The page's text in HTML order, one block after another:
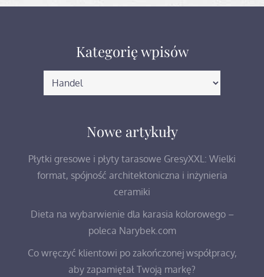
Kategorię wpisów
Kategorię
wpisów
Nowe artykuły
Płytki gresowe i płyty tarasowe GresyXXL: Wielki
format, spójność architektoniczna i inżynieria
ceramiki
Dieta na wybarwienie dla karasia kolorowego –
poleca Narybek.com
Co wręczyć klientowi po zakończonej współpracy,
aby zapamiętał Twoją markę?